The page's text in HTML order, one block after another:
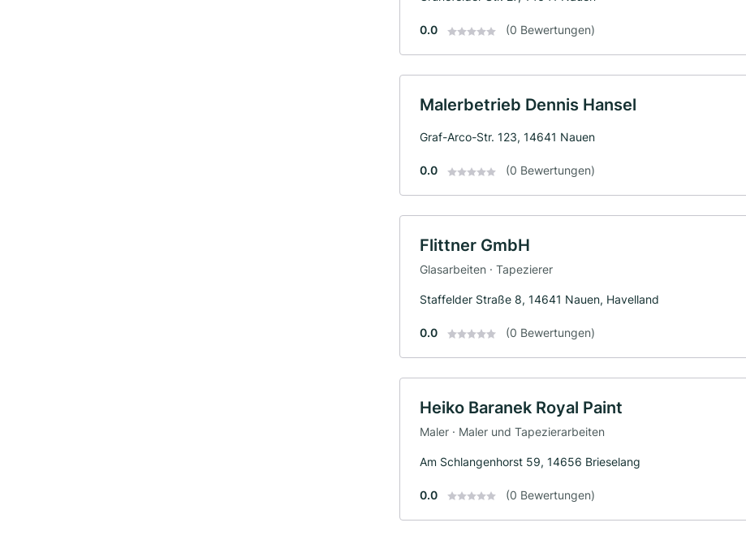
0.0 (0 Bewertungen)
Malerbetrieb Dennis Hansel
Graf-Arco-Str. 123, 14641 Nauen
0.0 (0 Bewertungen)
Flittner GmbH
Glasarbeiten · Tapezierer
Staffelder Straße 8, 14641 Nauen, Havelland
0.0 (0 Bewertungen)
Heiko Baranek Royal Paint
Maler · Maler und Tapezierarbeiten
Am Schlangenhorst 59, 14656 Brieselang
0.0 (0 Bewertungen)